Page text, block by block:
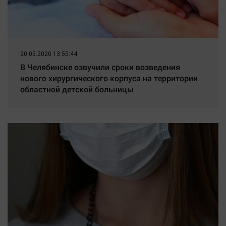
20.05.2020 13:55:44
В Челябинске озвучили сроки возведения
нового хирургического корпуса на территории
областной детской больницы